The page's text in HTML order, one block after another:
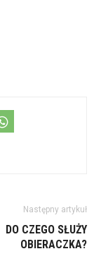
Następny artykuł
DO CZEGO SŁUŻY
OBIERACZKA?